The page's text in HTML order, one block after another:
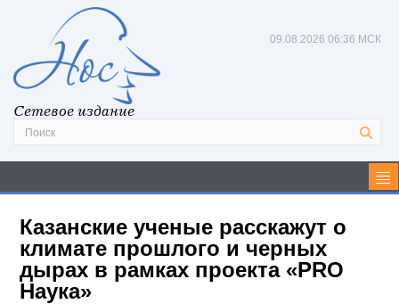
Сетевое издание
09.08.2026 06:36 МСК
Казанские ученые расскажут о
климате прошлого и черных
дырах в рамках проекта «PRO
Наука»